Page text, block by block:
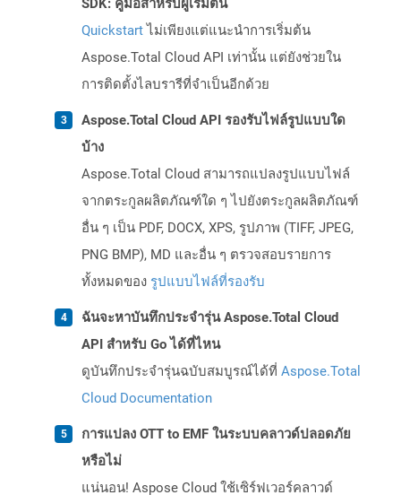
SDK: คู่มือสำหรับผู้เริ่มต้น
Quickstartไม่เพียงแต่แนะนำการเริ่มต้น
Aspose.Total Cloud API เท่านั้น แต่ยังช่วยใน
การติดตั้งไลบรารีที่จำเป็นอีกด้วย
Aspose.Total Cloud API รองรับไฟล์รูปแบบใด
บ้าง
Aspose.Total Cloud สามารถแปลงรูปแบบไฟล์
จากตระกูลผลิตภัณฑ์ใด ๆ ไปยังตระกูลผลิตภัณฑ์
อื่น ๆ เป็น PDF, DOCX, XPS, รูปภาพ (TIFF, JPEG,
PNG BMP), MD และอื่น ๆ ตรวจสอบรายการ
ทั้งหมดของ รูปแบบไฟล์ที่รองรับ
ฉันจะหาบันทึกประจำรุ่น Aspose.Total Cloud
API สำหรับ Go ได้ที่ไหน
ดูบันทึกประจำรุ่นฉบับสมบูรณ์ได้ที่ Aspose.Total
Cloud Documentation
การแปลง OTT to EMF ในระบบคลาวด์ปลอดภัย
หรือไม่
แน่นอน! Aspose Cloud ใช้เซิร์ฟเวอร์คลาวด์